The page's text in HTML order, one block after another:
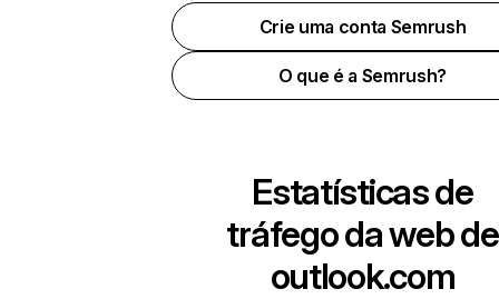
Crie uma conta Semrush
O que é a Semrush?
Estatísticas de
tráfego da web de
outlook.com